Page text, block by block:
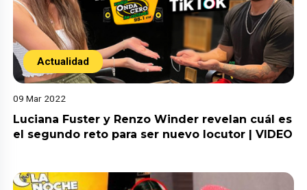
Actualidad
09 Mar 2022
Luciana Fuster y Renzo Winder revelan cuál es
el segundo reto para ser nuevo locutor | VIDEO